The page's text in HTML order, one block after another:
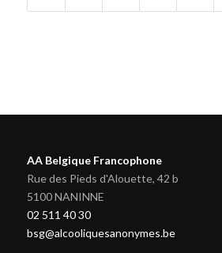
AA Belgique Francophone
Rue des Pieds d'Alouette, 42 b
5100 NANINNE
02 511 40 30
bsg@alcooliquesanonymes.be